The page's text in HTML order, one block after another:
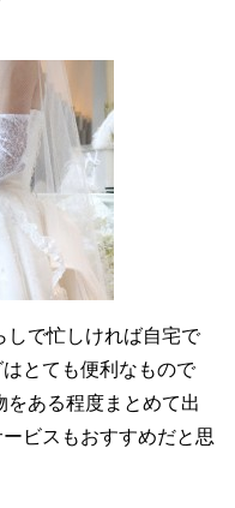
しで忙しければ自宅で
とても便利なもので
ある程度まとめて出
ビスもおすすめだと思